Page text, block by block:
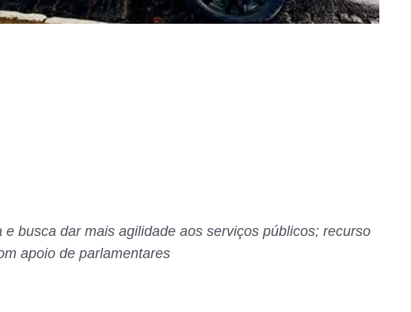
busca dar mais agilidade aos serviços públicos; recurso
apoio de parlamentares